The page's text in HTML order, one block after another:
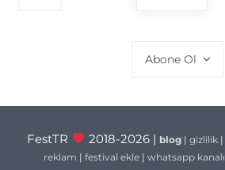
Abone Ol
FestTR 2018-2026 | blog| gizlilik|
reklam | festival ekle| whatsapp kanalı